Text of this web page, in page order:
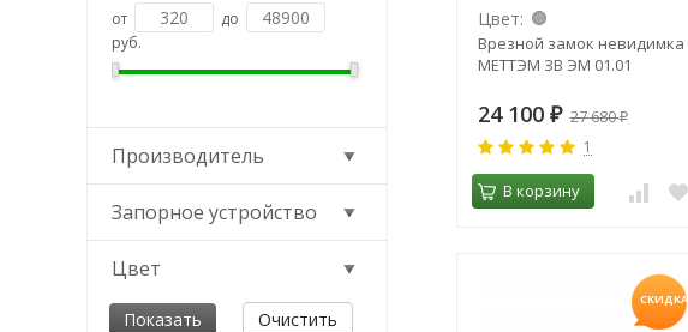
Цвет:
Врезной замок невидимка
МЕТТЭМ ЗВ ЭМ 01.01
24 100 ₽ 27 680₽
1
В корзину
СКИДКА!
от
до
руб.
Производитель
Запорное устройство
Цвет
Очистить